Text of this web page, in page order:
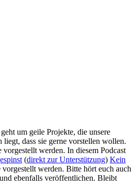
um geile Projekte, die unsere
dass sie gerne vorstellen wollen.
werden. In diesem Podcast
(direkt zur Unterstützung) Kein
werden. Bitte hört euch auch
ebenfalls veröffentlichen. Bleibt